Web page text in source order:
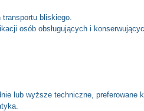
transportu bliskiego.
osób obsługujących i
lub wyższe techniczne, preferowane